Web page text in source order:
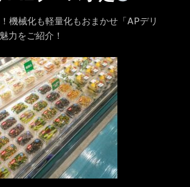
機械化も軽量化もおまかせ「APデリ
力をご紹介！